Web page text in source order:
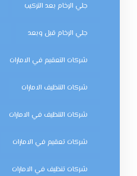
جلي الرخام بعد التركيب
جلي الرخام قبل وبعد
شركات التعقيم في الامارات
شركات التنظيف الامارات
شركات التنظيف في الامارات
شركات تعقيم في الامارات
شركات تنظيف في الامارات